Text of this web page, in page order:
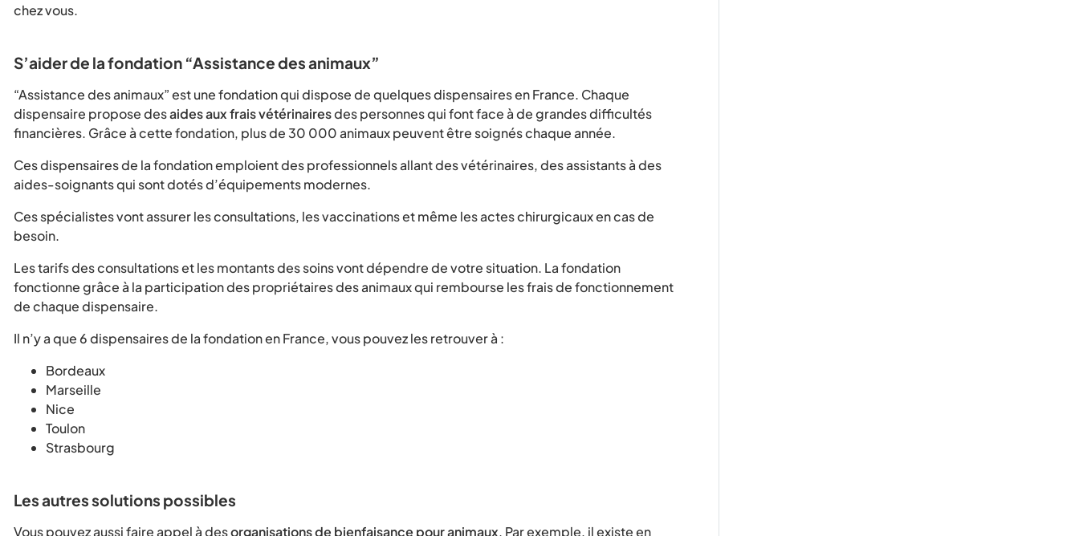
chez vous.
S’aider de la fondation “Assistance des animaux”
“Assistance des animaux” est une fondation qui dispose de quelques dispensaires en France. Chaque
dispensaire propose desaides aux frais vétérinairesdes personnes qui font face à de grandes difficultés
financières. Grâce à cette fondation, plus de 30 000 animaux peuvent être soignés chaque année.
Ces dispensaires de la fondation emploient des professionnels allant des vétérinaires, des assistants à des
aides-soignants qui sont dotés d’équipements modernes.
Ces spécialistes vont assurer les consultations, les vaccinations et même les actes chirurgicaux en cas de
besoin.
Les tarifs des consultations et les montants des soins vont dépendre de votre situation. La fondation
fonctionne grâce à la participation des propriétaires des animaux qui rembourse les frais de fonctionnement
de chaque dispensaire.
Il n’y a que 6 dispensaires de la fondation en France, vous pouvez les retrouver à :
Bordeaux
Marseille
Nice
Toulon
Strasbourg
Les autres solutions possibles
Vous pouvez aussi faire appel à desorganisations de bienfaisance pour animaux. Par exemple, il existe en